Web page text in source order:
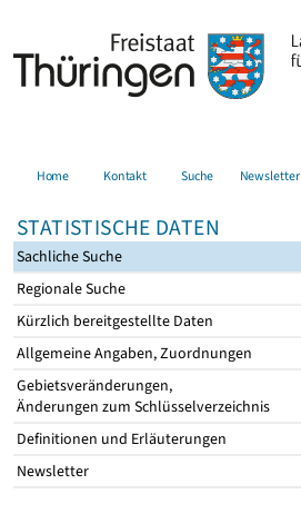
Home Kontakt Suche Newsletter
STATISTISCHE DATEN
Sachliche Suche
Regionale Suche
Kürzlich bereitgestellte Daten
Allgemeine Angaben, Zuordnungen
Gebietsveränderungen,
Änderungen zum Schlüsselverzeichnis
Definitionen und Erläuterungen
Newsletter